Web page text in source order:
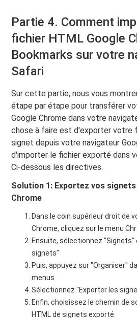
Partie 4. Comment
fichier HTML Google
Bookmarks sur votre
Safari
Sur cette partie, nous vous
étape par étape pour transférer
Google Chrome dans votre
chose à faire est d'exporter votre
signet depuis votre navigateur
d'importer le fichier exporté dans
Ci-dessous les directives.
Solution 1: Exportez vos
Chrome
Dans le coin supérieur droit de
Chrome, cliquez sur le menu
Ensuite, sélectionnez "Signets"
signets"
Puis, appuyez sur "Organiser"
menus
Sélectionnez "Exporter les
Enfin, choisissez le chemin de
HTML de signets exporté.